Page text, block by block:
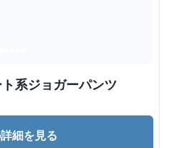
系ジョガーパンツ
細を見る